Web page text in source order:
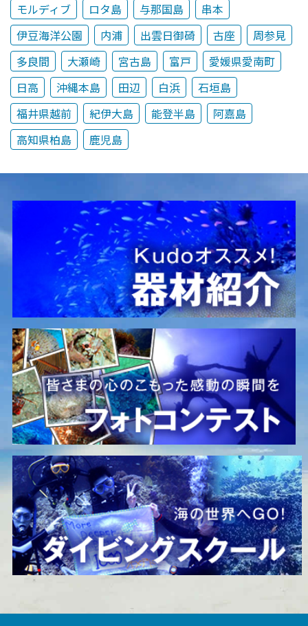
モルディブ
ロタ島 与那国島
串本
伊豆海洋公園
内浦 出雲日御碕 古座
周参見
多良間
大瀬崎 宮古島 富戸
愛媛県愛南町
日高
沖縄本島 田辺 白浜
石垣島
福井県越前
紀伊大島 能登半島
阿嘉島
高知県柏島
鹿児島